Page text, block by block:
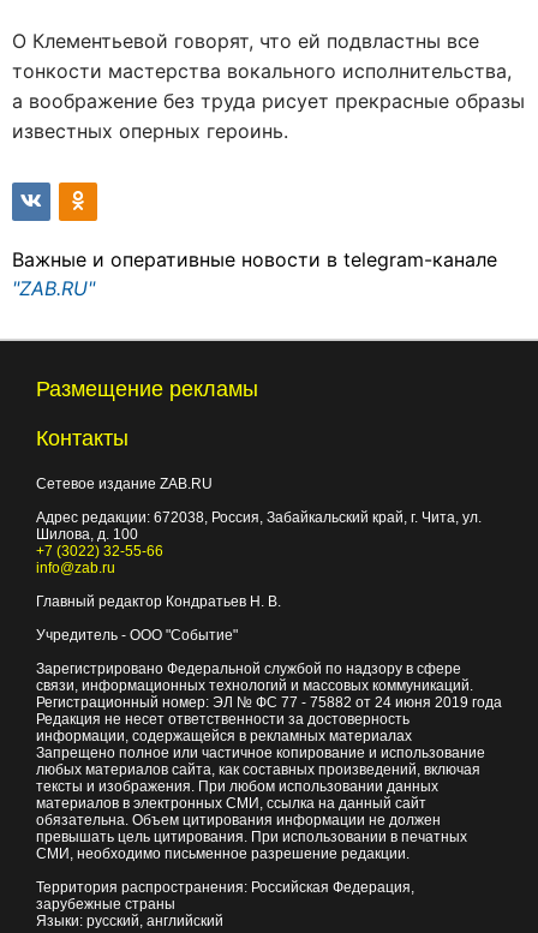
О Клементьевой говорят, что ей подвластны все
тонкости мастерства вокального исполнительства,
а воображение без труда рисует прекрасные образы
известных оперных героинь.
Важные и оперативные новости в telegram-канале
"ZAB.RU"
Размещение рекламы
Контакты
Сетевое издание ZAB.RU
Адрес редакции: 672038, Россия, Забайкальский край, г. Чита, ул.
Шилова, д. 100
+7 (3022) 32-55-66
info@zab.ru
Главный редактор Кондратьев Н. В.
Учредитель - ООО "Событие"
Зарегистрировано Федеральной службой по надзору в сфере
связи, информационных технологий и массовых коммуникаций.
Регистрационный номер: ЭЛ № ФС 77 - 75882 от 24 июня 2019 года
Редакция не несет ответственности за достоверность
информации, содержащейся в рекламных материалах
Запрещено полное или частичное копирование и использование
любых материалов сайта, как составных произведений, включая
тексты и изображения. При любом использовании данных
материалов в электронных СМИ, ссылка на данный сайт
обязательна. Объем цитирования информации не должен
превышать цель цитирования. При использовании в печатных
СМИ, необходимо письменное разрешение редакции.
Территория распространения: Российская Федерация,
зарубежные страны
Языки: русский, английский